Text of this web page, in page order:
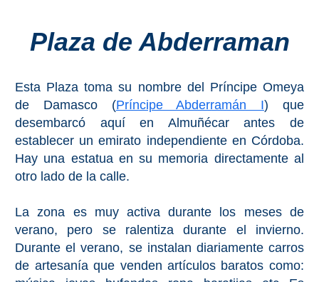
COSTA
SOL
➜
Nerja
Frigiliana
Maro
Estepona
Plaza de Abderraman
Esta Plaza toma su nombre del Príncipe Omeya
de Damasco (Príncipe Abderramán I) que
desembarcó aquí en Almuñécar antes de
establecer un emirato independiente en Córdoba.
Hay una estatua en su memoria directamente al
otro lado de la calle.
La zona es muy activa durante los meses de
verano, pero se ralentiza durante el invierno.
Durante el verano, se instalan diariamente carros
de artesanía que venden artículos baratos como: